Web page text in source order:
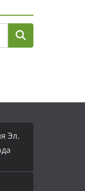
Эл.